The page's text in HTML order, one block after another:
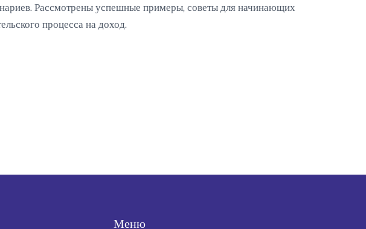
Рассмотрены успешные примеры, советы для начинающих
процесса на доход.
Меню